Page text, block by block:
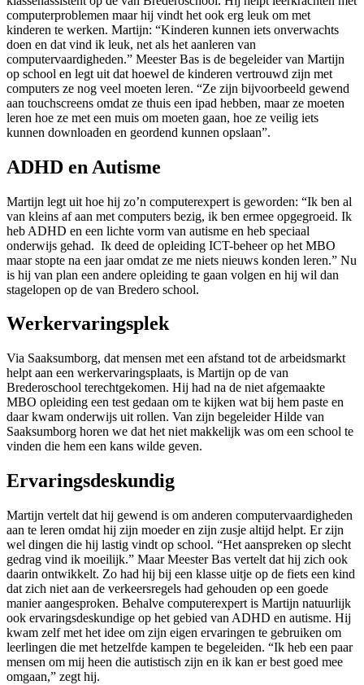
computerproblemen maar hij vindt het ook erg leuk om met
kinderen te werken. Martijn: “Kinderen kunnen iets onverwachts
doen en dat vind ik leuk, net als het aanleren van
computervaardigheden.” Meester Bas is de begeleider van Martijn
op school en legt uit dat hoewel de kinderen vertrouwd zijn met
computers ze nog veel moeten leren. “Ze zijn bijvoorbeeld gewend
aan touchscreens omdat ze thuis een ipad hebben, maar ze moeten
leren hoe ze met een muis om moeten gaan, hoe ze veilig iets
kunnen downloaden en geordend kunnen opslaan”.
ADHD en Autisme
Martijn legt uit hoe hij zo’n computerexpert is geworden: “Ik ben al
van kleins af aan met computers bezig, ik ben ermee opgegroeid. Ik
heb ADHD en een lichte vorm van autisme en heb speciaal
onderwijs gehad. Ik deed de opleiding ICT-beheer op het MBO
maar stopte na een jaar omdat ze me niets nieuws konden leren.” Nu
is hij van plan een andere opleiding te gaan volgen en hij wil dan
stagelopen op de van Bredero school.
Werkervaringsplek
Via Saaksumborg, dat mensen met een afstand tot de arbeidsmarkt
helpt aan een werkervaringsplaats, is Martijn op de van
Brederoschool terechtgekomen. Hij had na de niet afgemaakte
MBO opleiding een test gedaan om te kijken wat bij hem paste en
daar kwam onderwijs uit rollen. Van zijn begeleider Hilde van
Saaksumborg horen we dat het niet makkelijk was om een school te
vinden die hem een kans wilde geven.
Ervaringsdeskundig
Martijn vertelt dat hij gewend is om anderen computervaardigheden
aan te leren omdat hij zijn moeder en zijn zusje altijd helpt. Er zijn
wel dingen die hij lastig vindt op school. “Het aanspreken op slecht
gedrag vind ik moeilijk.” Maar Meester Bas vertelt dat hij zich ook
daarin ontwikkelt. Zo had hij bij een klasse uitje op de fiets een kind
dat zich niet aan de verkeersregels had gehouden op een goede
manier aangesproken. Behalve computerexpert is Martijn natuurlijk
ook ervaringsdeskundige op het gebied van ADHD en autisme. Hij
kwam zelf met het idee om zijn eigen ervaringen te gebruiken om
leerlingen die met hetzelfde kampen te begeleiden. “Ik heb een paar
mensen om mij heen die autistisch zijn en ik kan er best goed mee
omgaan,” zegt hij.